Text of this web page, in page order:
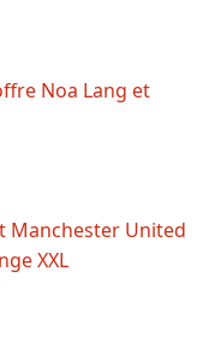
Noa Lang et
Manchester United
XXL